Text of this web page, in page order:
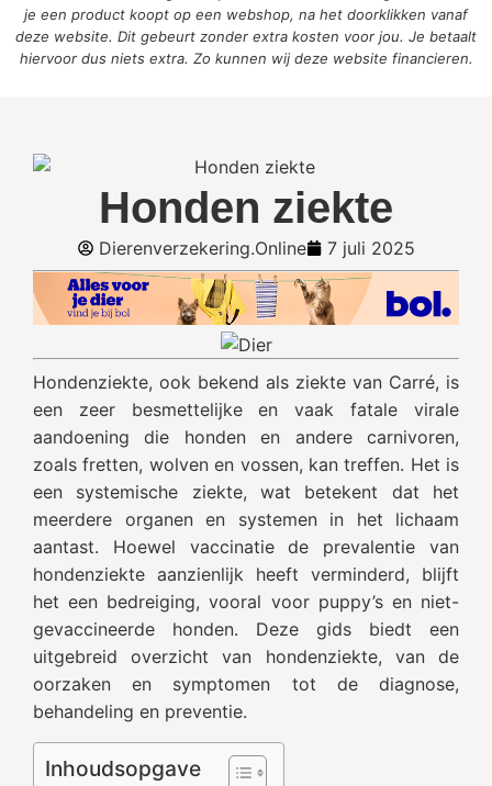
je een product koopt op een webshop, na het doorklikken vanaf
deze website. Dit gebeurt zonder extra kosten voor jou. Je betaalt
hiervoor dus niets extra. Zo kunnen wij deze website financieren.
Honden ziekte
Dierenverzekering.Online 7 juli 2025
Hondenziekte, ook bekend als ziekte van Carré, is
een zeer besmettelijke en vaak fatale virale
aandoening die honden en andere carnivoren,
zoals fretten, wolven en vossen, kan treffen. Het is
een systemische ziekte, wat betekent dat het
meerdere organen en systemen in het lichaam
aantast. Hoewel vaccinatie de prevalentie van
hondenziekte aanzienlijk heeft verminderd, blijft
het een bedreiging, vooral voor puppy’s en niet-
gevaccineerde honden. Deze gids biedt een
uitgebreid overzicht van hondenziekte, van de
oorzaken en symptomen tot de diagnose,
behandeling en preventie.
Inhoudsopgave